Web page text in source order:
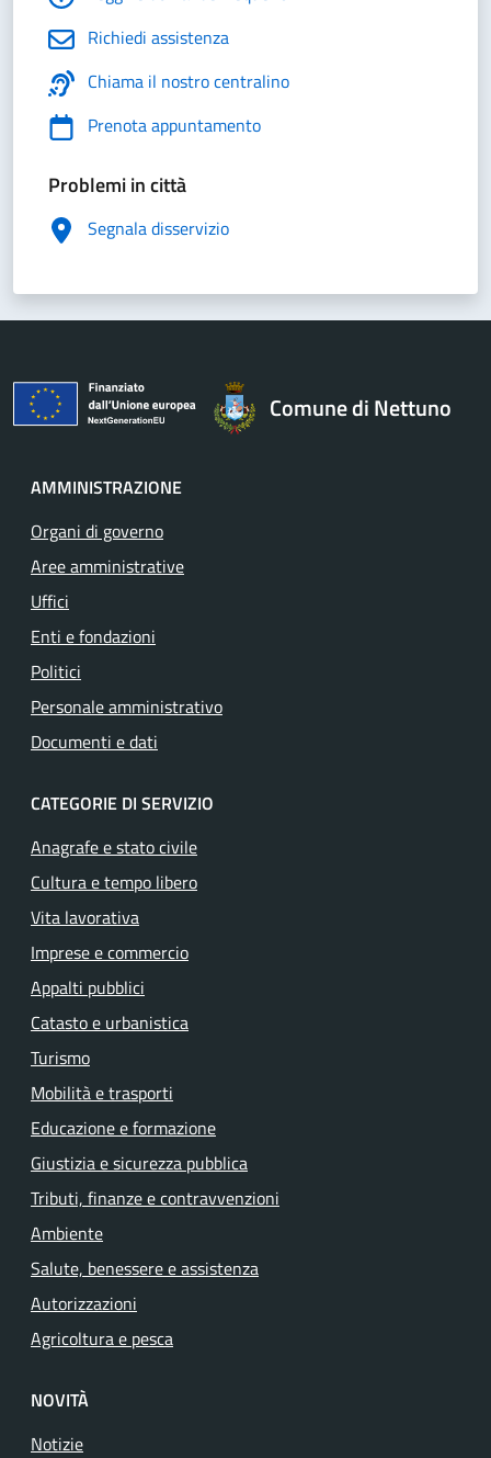
Richiedi assistenza
Chiama il nostro centralino
Prenota appuntamento
Problemi in città
Segnala disservizio
Comune di Nettuno
AMMINISTRAZIONE
Organi di governo
Aree amministrative
Uffici
Enti e fondazioni
Politici
Personale amministrativo
Documenti e dati
CATEGORIE DI SERVIZIO
Anagrafe e stato civile
Cultura e tempo libero
Vita lavorativa
Imprese e commercio
Appalti pubblici
Catasto e urbanistica
Turismo
Mobilità e trasporti
Educazione e formazione
Giustizia e sicurezza pubblica
Tributi, finanze e contravvenzioni
Ambiente
Salute, benessere e assistenza
Autorizzazioni
Agricoltura e pesca
NOVITÀ
Notizie